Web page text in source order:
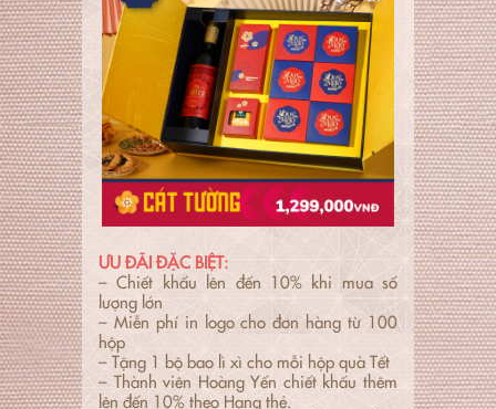
ƯU ĐÃI ĐẶC BIỆT:
– Chiết khấu lên đến 10% khi mua số
lượng lớn
– Miễn phí in logo cho đơn hàng từ 100
hộp
– Tặng 1 bộ bao lì xì cho mỗi hộp quà Tết
– Thành viên Hoàng Yến chiết khấu thêm
lên đến 10% theo Hạng thẻ.